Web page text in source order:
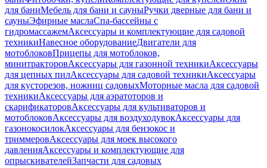
для баниМебель для бани и сауныРучки дверные для бани и
сауныЭфирные маслаСпа-бассейны с
гидромассажемАксессуары и комплектующие для садовой
техникиНавесное оборудованиеДвигатели для
мотоблоковПрицепы для мотоблоков,
минитракторовАксессуары для газонной техникиАксессуары
для цепных пилАксессуары для садовой техникиАксессуары
для кусторезов, ножниц садовыхМоторные масла для садовой
техникиАксессуары для аэратоторов и
скарификаторовАксессуары для культиваторов и
мотоблоковАксессуары для воздуходувокАксессуары для
газонокосилокАксессуары для бензокос и
триммеровАксессуары для моек высокого
давленияАксессуары и комплектующие для
опрыскивателейЗапчасти для садовых